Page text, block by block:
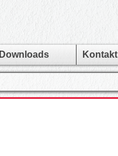
Downloads Kontakt